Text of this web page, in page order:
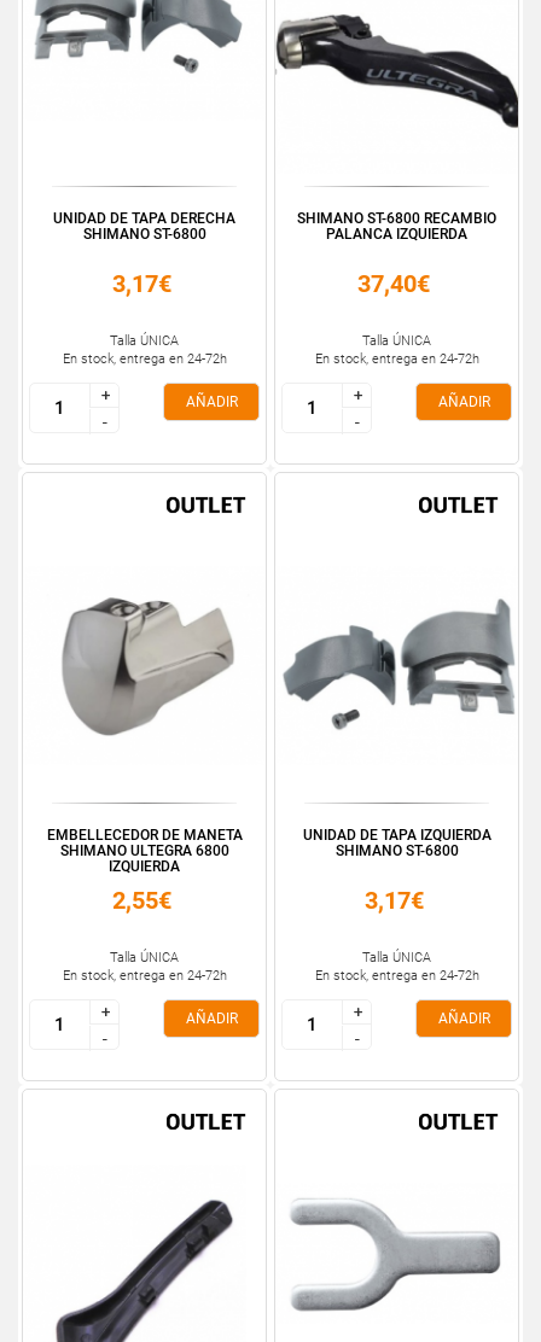
UNIDAD DE TAPA DERECHA
SHIMANO ST-6800
3,17€
Talla ÚNICA
En stock, entrega en 24-72h
+
-
+
-
AÑADIR
SHIMANO ST-6800 RECAMBIO
PALANCA IZQUIERDA
37,40€
Talla ÚNICA
En stock, entrega en 24-72h
+
-
+
-
AÑADIR
EMBELLECEDOR DE MANETA
SHIMANO ULTEGRA 6800
IZQUIERDA
2,55€
Talla ÚNICA
En stock, entrega en 24-72h
+
-
+
-
AÑADIR
UNIDAD DE TAPA IZQUIERDA
SHIMANO ST-6800
3,17€
Talla ÚNICA
En stock, entrega en 24-72h
+
-
+
-
AÑADIR